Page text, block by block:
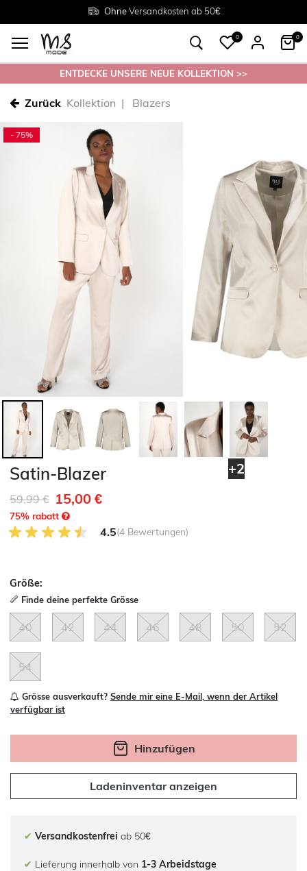
OhneVersandkosten ab 50€
Grösse38 - 54
Rückgabe innerhalb 30 Tagen
0 0
ENTDECKE UNSERE NEUE KOLLEKTION >>
Zurück Kollektion Blazers
+2
- 75%
Satin-Blazer
Reduziert von
59,99 €auf15,00 €
75% rabatt
4.5 von 5 Kundenrezensionen
4.5(4 Bewertungen)
Größe:
Finde deine perfekte Grösse
40 42 44 46 48 50 52
54
Grösse ausverkauft? Sende mir eine E-Mail, wenn der Artikel
verfügbar ist
Hinzufügen
Ladeninventar anzeigen
✔ Versandkostenfrei ab 50€
✔ Lieferung innerhalb von 1-3 Arbeidstage